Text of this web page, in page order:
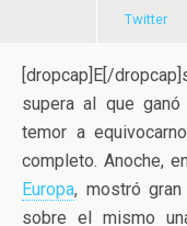
Twitter
[dropcap]E[/
supera al que
temor a
completo. Anoche,
Europa, mostró
sobre el mismo